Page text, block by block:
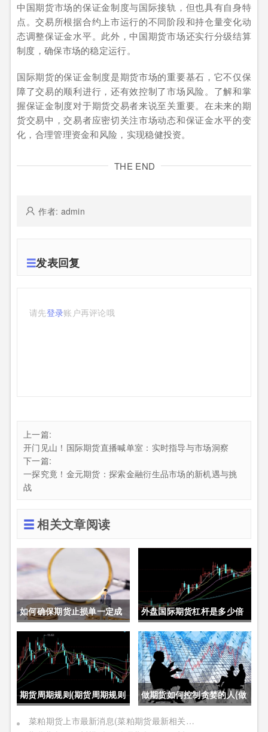
中国期货市场的保证金制度与国际接轨，但也具有自身特
点。交易所根据合约上市运行的不同阶段和持仓量变化动
态调整保证金水平。此外，中国期货市场还实行分级结算
制度，确保市场的稳定运行。
国际期货的保证金制度是期货市场的重要基石，它不仅保
障了交易的顺利进行，还有效控制了市场风险。了解和掌
握保证金制度对于期货交易者来说至关重要。在未来的期
货交易中，交易者应密切关注市场动态和保证金水平的变
化，合理管理资金和风险，实现稳健投资。
THE END
作者: admin
发表回复
请先登录账户再评论哦
上一篇:
开门见山！国际期货直播喊单室：实时指导与市场洞察
下一篇:
一探究竟！金元期货：探索金融衍生品市场的新机遇与挑
战
相关文章阅读
如何确保期货止损单一定成
交成功(如何确保期货止损单
一定成交成功呢)
外盘国际期货杠杆是多少倍
(外盘国际期货杠杆是多少倍
的)
期货周期规则(期货周期规则
是什么)
做期货如何控制贪婪的人(做
期货如何控制贪婪的人呢)
菜粕期货上市最新消息(菜粕期货最新相关信息)